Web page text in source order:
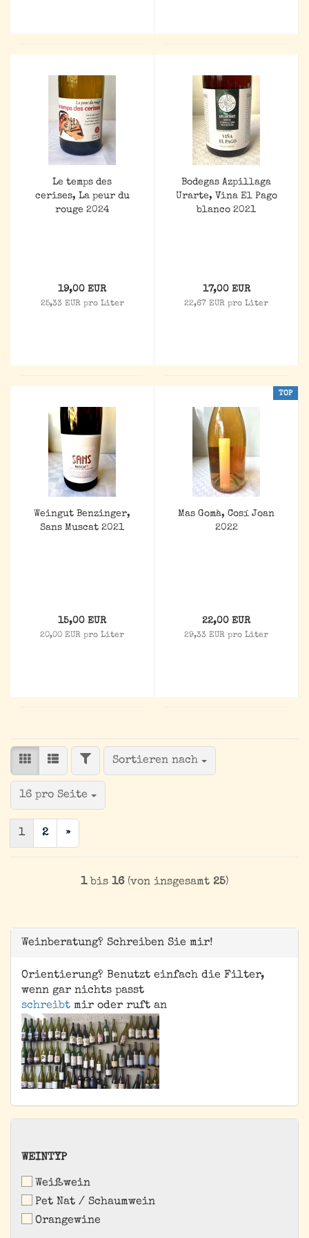
Le temps des
cerises, La peur du
rouge 2024
19,00 EUR
25,33 EUR pro Liter
Bodegas Azpillaga
Urarte, Vina El Pago
blanco 2021
17,00 EUR
22,67 EUR pro Liter
Weingut Benzinger,
Sans Muscat 2021
15,00 EUR
20,00 EUR pro Liter
TOP
Mas Gomà, Cosí Joan
2022
22,00 EUR
29,33 EUR pro Liter
FILTERSortieren nach
Sortieren nach
16 pro Seite
pro Seite
1 2 »
1bis 16(von insgesamt 25)
Weinberatung? Schreiben Sie mir!
Orientierung? Benutzt einfach die Filter,
wenn gar nichts passt
schreibt mir oder ruft an
WEINTYP
WEINTYP
Weißwein
Pet Nat / Schaumwein
Orangewine